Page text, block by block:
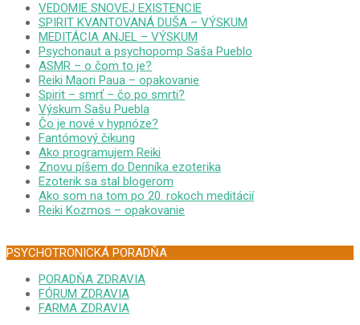
VEDOMIE SNOVEJ EXISTENCIE
SPIRIT KVANTOVANÁ DUŠA – VÝSKUM
MEDITÁCIA ANJEL – VÝSKUM
Psychonaut a psychopomp Saša Pueblo
ASMR – o čom to je?
Reiki Maori Paua – opakovanie
Spirit – smrť – čo po smrti?
Výskum Sašu Puebla
Čo je nové v hypnóze?
Fantómový čikung
Ako programujem Reiki
Znovu píšem do Denníka ezoterika
Ezoterik sa stal blogerom
Ako som na tom po 20. rokoch meditácií
Reiki Kozmos – opakovanie
PSYCHOTRONICKÁ PORADŇA
PORADŇA ZDRAVIA
FÓRUM ZDRAVIA
FARMA ZDRAVIA